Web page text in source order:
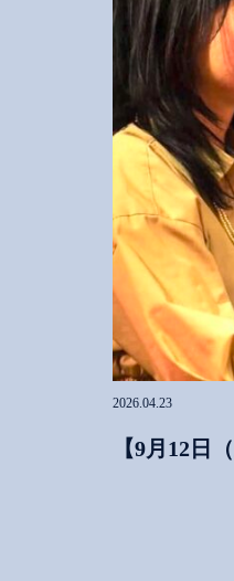
2026.04.23
【9月12日